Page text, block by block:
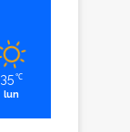
35 ℃
lun